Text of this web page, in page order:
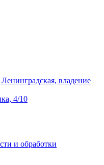
владение
4/10
и обработки